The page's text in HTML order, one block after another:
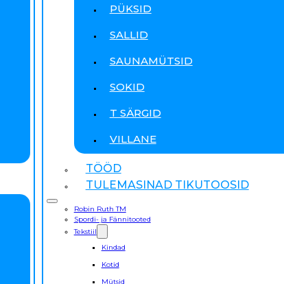
PÜKSID
SALLID
SAUNAMÜTSID
SOKID
T SÄRGID
VILLANE
TÖÖD
TULEMASINAD TIKUTOOSID
Robin Ruth TM
Spordi- ja Fännitooted
Tekstiil
Kindad
Kotid
Mütsid